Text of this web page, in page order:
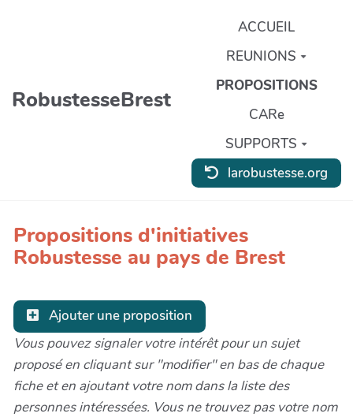
RobustesseBrest
ACCUEIL
REUNIONS
PROPOSITIONS
CARe
SUPPORTS
larobustesse.org
Propositions d'initiatives
Robustesse au pays de Brest
Ajouter une proposition
Vous pouvez signaler votre intérêt pour un sujet
proposé en cliquant sur "modifier" en bas de chaque
fiche et en ajoutant votre nom dans la liste des
personnes intéressées. Vous ne trouvez pas votre nom